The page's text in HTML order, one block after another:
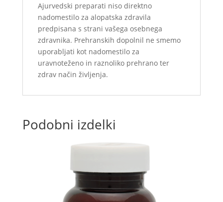
Ajurvedski preparati niso direktno
nadomestilo za alopatska zdravila
predpisana s strani vašega osebnega
zdravnika. Prehranskih dopolnil ne smemo
uporabljati kot nadomestilo za
uravnoteženo in raznoliko prehrano ter
zdrav način življenja.
Podobni izdelki